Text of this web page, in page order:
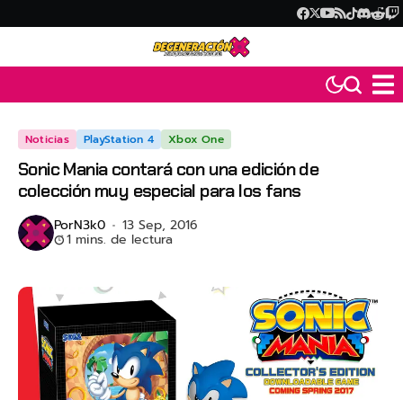
Noticias PlayStation 4 Xbox One
Sonic Mania contará con una edición de
colección muy especial para los fans
PorN3k0 13 Sep, 2016
1 mins. de lectura